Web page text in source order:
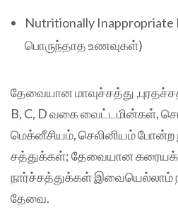
Nutritionally Inappropriate
பொருந்தாத உணவுகள்)
தேவையான மாவுச்சத்து
B, C, D வகை வைட்டமின்கள்,
மெக்னீசியம், செலினியம்
சத்துக்கள்; தேவையான
நார்ச்சத்துக்கள் இவையெல்லாம்
தேவை.